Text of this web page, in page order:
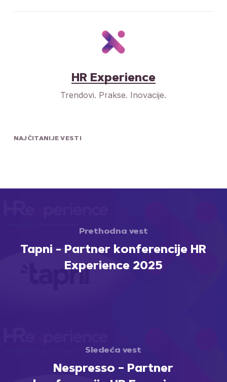
HR Experience
Trendovi. Prakse. Inovacije.
NAJČITANIJE VESTI
Prethodna vest
Tapni - Partner konferencije HR
Experience 2025
Sledeća vest
Nespresso – Partner